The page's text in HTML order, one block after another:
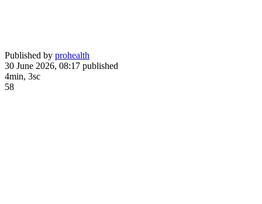
Published by prohealth
30 June 2026, 08:17 published
4min, 3sc
58